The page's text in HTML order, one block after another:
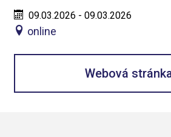
09.03.2026 - 09.03.2026
online
Webová